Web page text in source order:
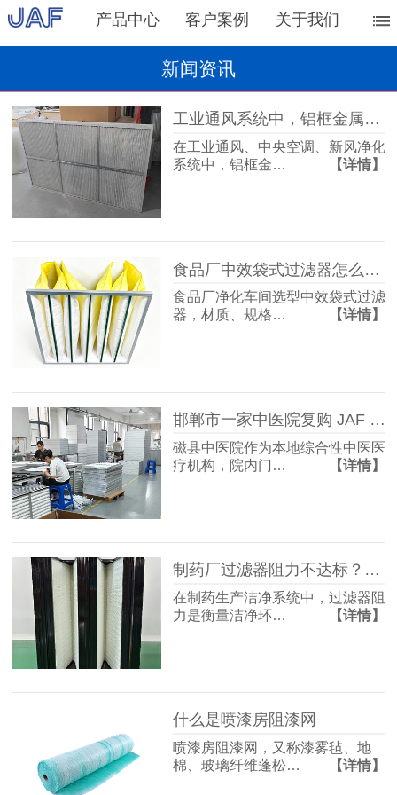
产品中心 客户案例 关于我们
新闻资讯
工业通风系统中，铝框金属网过滤器的主要作用
在工业通风、中央空调、新风净化
系统中，铝框金…
【详情】
食品厂中效袋式过滤器怎么选？过滤等级是关键
食品厂净化车间选型中效袋式过滤
器，材质、规格…
【详情】
邯郸市一家中医院复购 JAF 佳合初中效过滤器
磁县中医院作为本地综合性中医医
疗机构，院内门…
【详情】
制药厂过滤器阻力不达标？快速排查与整改方案收好！
在制药生产洁净系统中，过滤器阻
力是衡量洁净环…
【详情】
什么是喷漆房阻漆网
喷漆房阻漆网，又称漆雾毡、地
棉、玻璃纤维蓬松…
【详情】